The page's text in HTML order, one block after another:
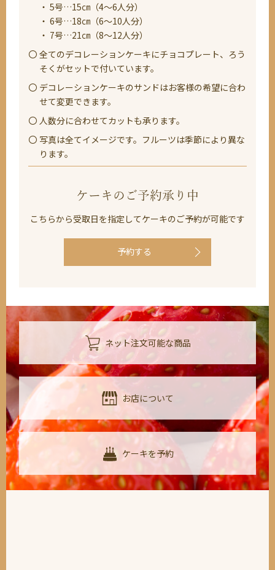
・ 5号…15㎝（4〜6人分）
・ 6号…18㎝（6〜10人分）
・ 7号…21㎝（8〜12人分）
全てのデコレーションケーキにチョコプレート、ろう
そくがセットで付いています。
デコレーションケーキのサンドはお客様の希望に合わ
せて変更できます。
人数分に合わせてカットも承ります。
写真は全てイメージです。フルーツは季節により異な
ります。
ケーキのご予約承り中
こちらから受取日を指定してケーキのご予約が可能です
予約する
ネット注文可能な商品
お店について
ケーキを予約